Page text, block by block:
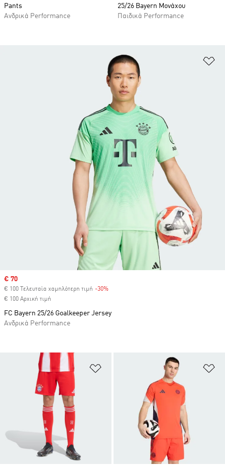
Pants
Ανδρικά Performance
25/26 Bayern Μονάχου
Παιδικά Performance
Προσθήκη στη Λίστα Επιθυμιών
Sale price
€ 70
€ 100 Τελευταία χαμηλότερη τιμή -30%
€ 100 Αρχική τιμή
FC Bayern 25/26 Goalkeeper Jersey
Ανδρικά Performance